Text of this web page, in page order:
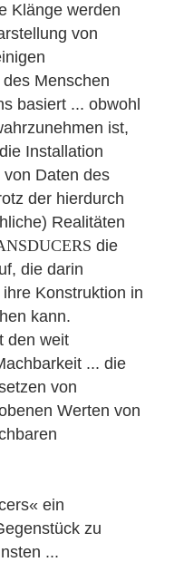
Klänge werden
von
Menschen
basiert ... obwohl
ist,
Installation
von Daten des
der hierdurch
Realitäten
die
die darin
Konstruktion in
kann.
den weit
... die
von
Werten von
ein
zu
...